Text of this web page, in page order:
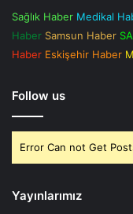
Sağlık Haber Medikal
Haber Samsun Haber
Haber Eskişehir Haber
Follow us
Error Can not Get
Yayınlarımız